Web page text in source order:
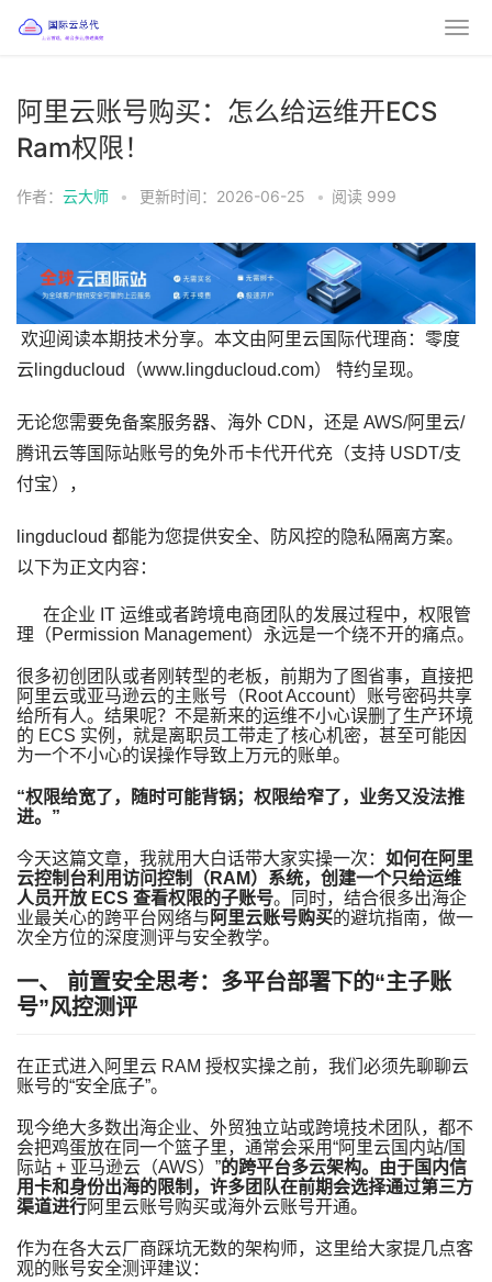
阿里云账号购买：怎么给运维开ECS
Ram权限！
作者： 云大师 • 更新时间：2026-06-25 • 阅读 999
欢迎阅读本期技术分享。本文由阿里云国际代理商：零度
云lingducloud（www.lingducloud.com） 特约呈现。
无论您需要免备案服务器、海外 CDN，还是 AWS/阿里云/
腾讯云等国际站账号的免外币卡代开代充（支持 USDT/支
付宝），
lingducloud 都能为您提供安全、防风控的隐私隔离方案。
以下为正文内容：
在企业 IT 运维或者跨境电商团队的发展过程中，权限管
理（Permission Management）永远是一个绕不开的痛点。
很多初创团队或者刚转型的老板，前期为了图省事，直接把
阿里云或亚马逊云的主账号（Root Account）账号密码共享
给所有人。结果呢？不是新来的运维不小心误删了生产环境
的 ECS 实例，就是离职员工带走了核心机密，甚至可能因
为一个不小心的误操作导致上万元的账单。
“权限给宽了，随时可能背锅；权限给窄了，业务又没法推
进。”
今天这篇文章，我就用大白话带大家实操一次： 如何在阿里
云控制台利用访问控制（RAM）系统，创建一个只给运维
人员开放 ECS 查看权限的子账号。同时，结合很多出海企
业最关心的跨平台网络与 阿里云账号购买的避坑指南，做一
次全方位的深度测评与安全教学。
一、 前置安全思考：多平台部署下的“主子账
号”风控测评
在正式进入阿里云 RAM 授权实操之前，我们必须先聊聊云
账号的“安全底子”。
现今绝大多数出海企业、外贸独立站或跨境技术团队，都不
会把鸡蛋放在同一个篮子里，通常会采用“阿里云国内站/国
际站 + 亚马逊云（AWS）”的跨平台多云架构。由于国内信
用卡和身份出海的限制，许多团队在前期会选择通过第三方
渠道进行阿里云账号购买或海外云账号开通。
作为在各大云厂商踩坑无数的架构师，这里给大家提几点客
观的账号安全测评建议：